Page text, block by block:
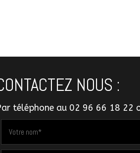
NOUS :
téléphone au 02 96 66 18 22